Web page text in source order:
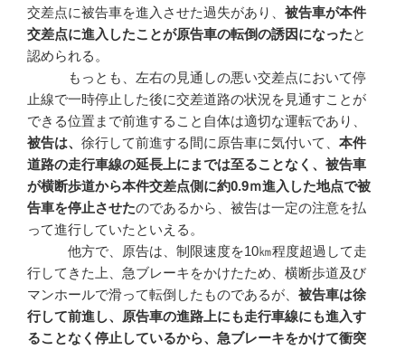
交差点に被告車を進入させた過失があり、 被告車が本件
交差点に進入したことが原告車の転倒の誘因になったと
認められる。
もっとも、左右の見通しの悪い交差点において停
止線で一時停止した後に交差道路の状況を見通すことが
できる位置まで前進すること自体は適切な運転であり、
被告は、 徐行して前進する間に原告車に気付いて、 本件
道路の走行車線の延長上にまでは至ることなく、被告車
が横断歩道から本件交差点側に約0.9ｍ進入した地点で被
告車を停止させたのであるから、被告は一定の注意を払
って進行していたといえる。
他方で、原告は、制限速度を10㎞程度超過して走
行してきた上、急ブレーキをかけたため、横断歩道及び
マンホールで滑って転倒したものであるが、 被告車は徐
行して前進し、原告車の進路上にも走行車線にも進入す
ることなく停止しているから、急ブレーキをかけて衝突